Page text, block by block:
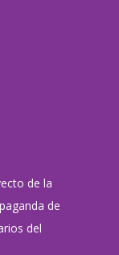
de la
de
del